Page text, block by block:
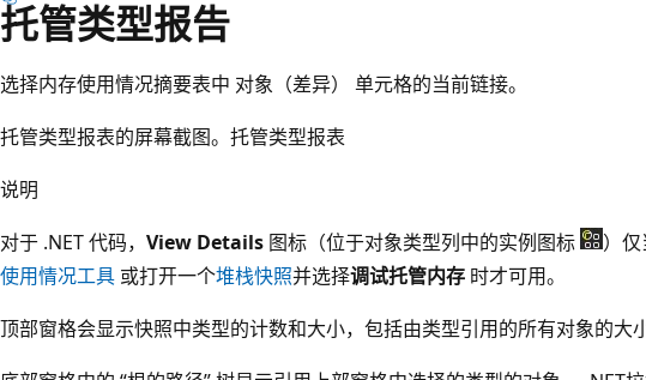
托管类型报告
选择内存使用情况摘要表中 对象（差异） 单元格的当前链接。
托管类型报表的屏幕截图。托管类型报表
说明
对于 .NET 代码， View Details 图标（位于对象类型列中的实例图标 ）
使用情况工具 或打开一个堆栈快照并选择调试托管内存 时才可用。
顶部窗格会显示快照中类型的计数和大小，包括由类型引用的所有对象的大小